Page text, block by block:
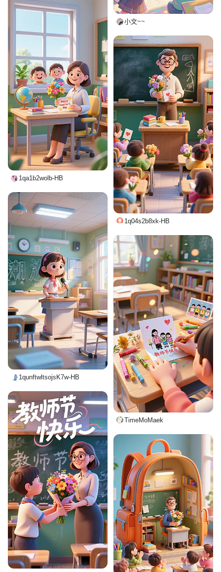
小文~~
1qa1b2wolb-HB
1q04s2b8xk-HB
1qunftwltsojsK7w-HB
TimeMoMaek